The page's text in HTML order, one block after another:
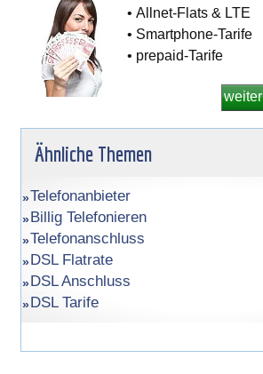
• Allnet-Flats & LTE
• Smartphone-Tarife
• prepaid-Tarife
weiter
Ähnliche Themen
Telefonanbieter
Billig Telefonieren
Telefonanschluss
DSL Flatrate
DSL Anschluss
DSL Tarife